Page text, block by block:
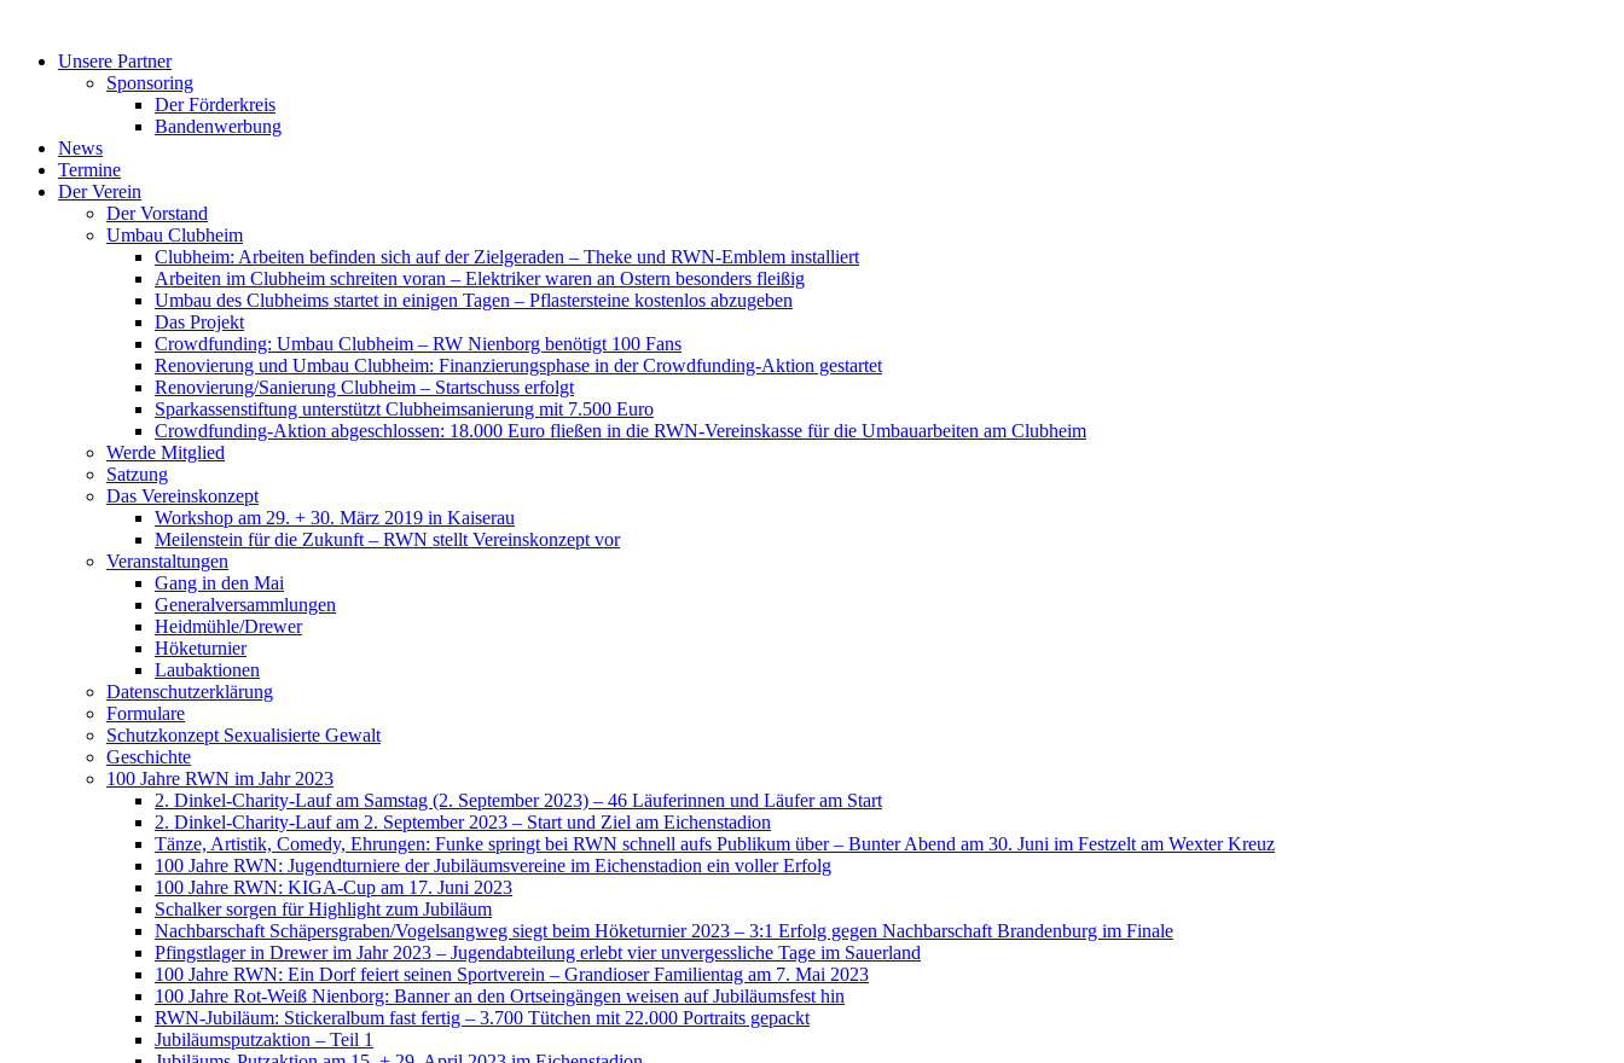
springenUnsere Partner
Sponsoring
Der Förderkreis
Bandenwerbung
News
Termine
Der Verein
Der Vorstand
Umbau Clubheim
Clubheim: Arbeiten befinden sich auf der Zielgeraden – Theke und RWN-Emblem installiert
Arbeiten im Clubheim schreiten voran – Elektriker waren an Ostern besonders fleißig
Umbau des Clubheims startet in einigen Tagen – Pflastersteine kostenlos abzugeben
Das Projekt
Crowdfunding: Umbau Clubheim – RW Nienborg benötigt 100 Fans
Renovierung und Umbau Clubheim: Finanzierungsphase in der Crowdfunding-Aktion gestartet
Renovierung/Sanierung Clubheim – Startschuss erfolgt
Sparkassenstiftung unterstützt Clubheimsanierung mit 7.500 Euro
Crowdfunding-Aktion abgeschlossen: 18.000 Euro fließen in die RWN-Vereinskasse für die Umbauarbeiten am Clubheim
Werde Mitglied
Satzung
Das Vereinskonzept
Workshop am 29. + 30. März 2019 in Kaiserau
Meilenstein für die Zukunft – RWN stellt Vereinskonzept vor
Veranstaltungen
Gang in den Mai
Generalversammlungen
Heidmühle/Drewer
Höketurnier
Laubaktionen
Datenschutzerklärung
Formulare
Schutzkonzept Sexualisierte Gewalt
Geschichte
100 Jahre RWN im Jahr 2023
2. Dinkel-Charity-Lauf am Samstag (2. September 2023) – 46 Läuferinnen und Läufer am Start
2. Dinkel-Charity-Lauf am 2. September 2023 – Start und Ziel am Eichenstadion
Tänze, Artistik, Comedy, Ehrungen: Funke springt bei RWN schnell aufs Publikum über – Bunter Abend am 30. Juni im Festzelt am Wexter Kreuz
100 Jahre RWN: Jugendturniere der Jubiläumsvereine im Eichenstadion ein voller Erfolg
100 Jahre RWN: KIGA-Cup am 17. Juni 2023
Schalker sorgen für Highlight zum Jubiläum
Nachbarschaft Schäpersgraben/Vogelsangweg siegt beim Höketurnier 2023 – 3:1 Erfolg gegen Nachbarschaft Brandenburg im Finale
Pfingstlager in Drewer im Jahr 2023 – Jugendabteilung erlebt vier unvergessliche Tage im Sauerland
100 Jahre RWN: Ein Dorf feiert seinen Sportverein – Grandioser Familientag am 7. Mai 2023
100 Jahre Rot-Weiß Nienborg: Banner an den Ortseingängen weisen auf Jubiläumsfest hin
RWN-Jubiläum: Stickeralbum fast fertig – 3.700 Tütchen mit 22.000 Portraits gepackt
Jubiläumsputzaktion – Teil 1